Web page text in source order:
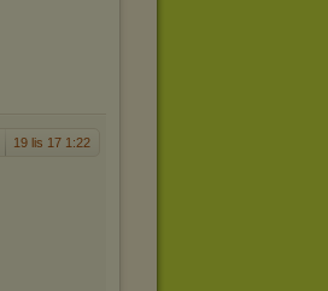
19 lis 17 1:22